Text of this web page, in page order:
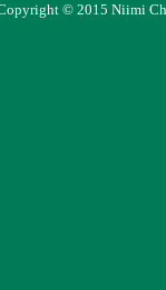
© 2015 Niimi